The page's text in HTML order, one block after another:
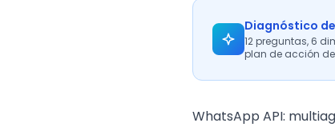
Diagnóstico
12 preguntas, 6
plan de acción
WhatsApp API: